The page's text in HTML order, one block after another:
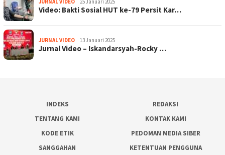
JURNAL VIDEO 25 Januari 2025
Video: Bakti Sosial HUT ke-79 Persit Kar…
JURNAL VIDEO 13 Januari 2025
Jurnal Video – Iskandarsyah-Rocky …
INDEKS
REDAKSI
TENTANG KAMI
KONTAK KAMI
KODE ETIK
PEDOMAN MEDIA SIBER
SANGGAHAN
KETENTUAN PENGGUNA